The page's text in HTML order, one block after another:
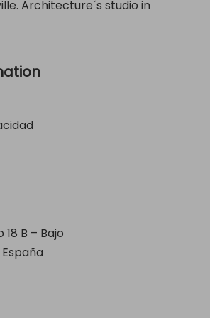
Architecture´s studio in
B – Bajo
España